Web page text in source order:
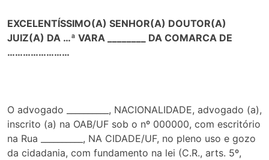
EXCELENTÍSSIMO(A) SENHOR(A) DOUTOR(A)
JUIZ(A) DA …ª VARA ________ DA COMARCA DE
……………………
O advogado __________, NACIONALIDADE, advogado (a),
inscrito (a) na OAB/UF sob o nº 000000, com escritório
na Rua __________, NA CIDADE/UF, no pleno uso e gozo
da cidadania, com fundamento na lei (C.R., arts. 5º,